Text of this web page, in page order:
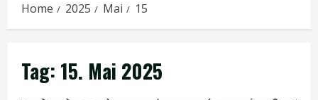
Home 2025 Mai 15
Tag: 15. Mai 2025